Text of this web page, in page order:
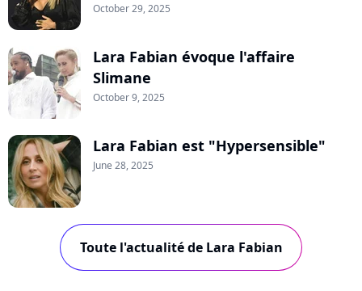
October 29, 2025
Lara Fabian évoque l'affaire
Slimane
October 9, 2025
Lara Fabian est "Hypersensible"
June 28, 2025
Toute l'actualité de Lara Fabian